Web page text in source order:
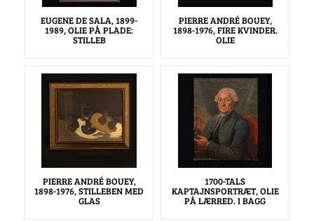
EUGENE DE SALA, 1899-
1989, OLIE PÅ PLADE:
STILLEB
PIERRE ANDRÉ BOUEY,
1898-1976, FIRE KVINDER.
OLIE
PIERRE ANDRÉ BOUEY,
1898-1976, STILLEBEN MED
GLAS
1700-TALS
KAPTAJNSPORTRÆT, OLIE
PÅ LÆRRED. I BAGG